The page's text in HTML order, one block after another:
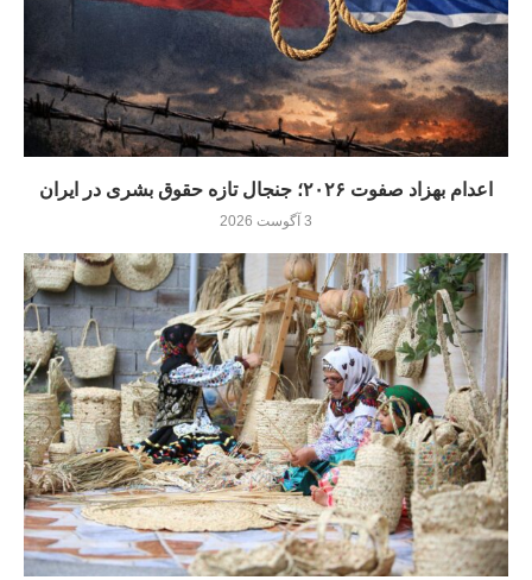
اعدام بهزاد صفوت ۲۰۲۶؛ جنجال تازه حقوق بشری در ایران
3 آگوست 2026